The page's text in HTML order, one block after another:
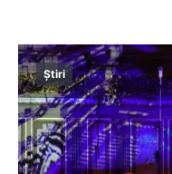
Știri